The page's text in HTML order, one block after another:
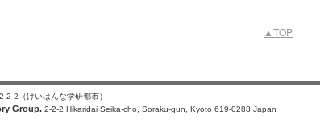
▲TOP
2（けいはんな学研都市）
Group. 2-2-2 Hikaridai Seika-cho, Soraku-gun, Kyoto 619-0288 Japan